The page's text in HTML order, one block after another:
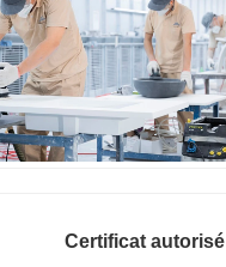
Certificat autorisé